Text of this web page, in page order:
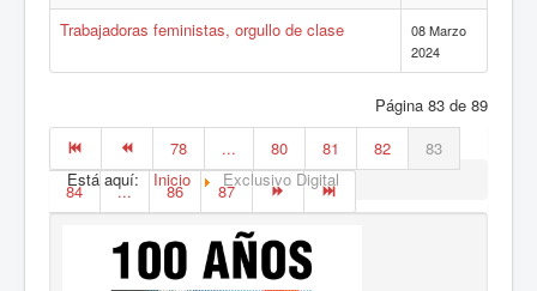
Trabajadoras feministas, orgullo de clase
08 Marzo
2024
Página 83 de 89
78
... 80 81 82
83
84
... 86 87
Está aquí: Inicio Exclusivo Digital